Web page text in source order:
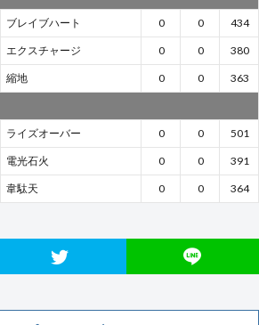
ブレイブハート 0 0 434
エクスチャージ 0 0 380
縮地 0 0 363
ライズオーバー 0 0 501
電光石火 0 0 391
韋駄天 0 0 364